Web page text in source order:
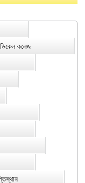
কলেজ